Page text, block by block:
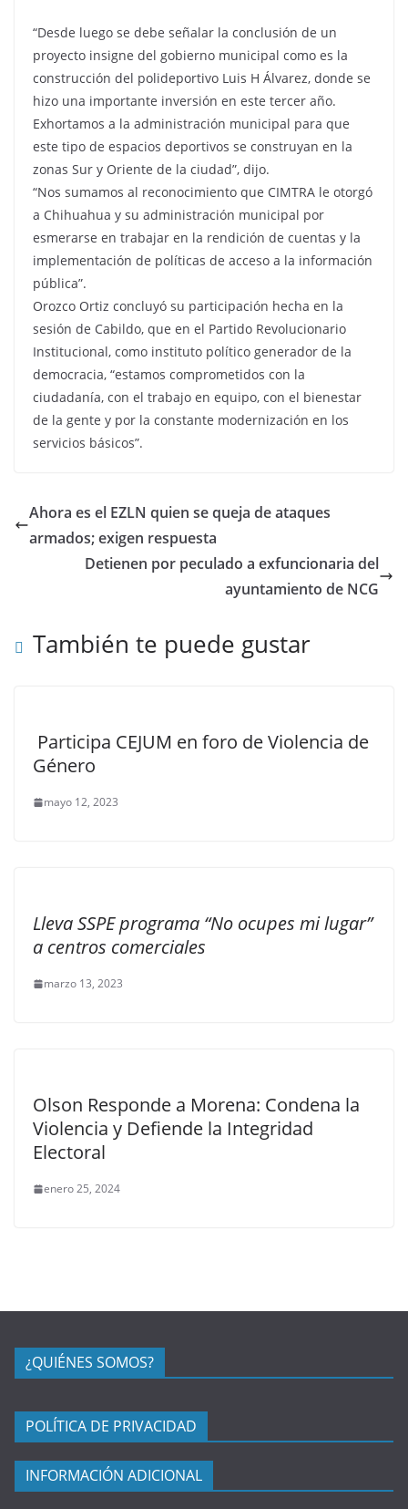
“Desde luego se debe señalar la conclusión de un
proyecto insigne del gobierno municipal como es la
construcción del polideportivo Luis H Álvarez, donde se
hizo una importante inversión en este tercer año.
Exhortamos a la administración municipal para que
este tipo de espacios deportivos se construyan en la
zonas Sur y Oriente de la ciudad”, dijo.
“Nos sumamos al reconocimiento que CIMTRA le otorgó
a Chihuahua y su administración municipal por
esmerarse en trabajar en la rendición de cuentas y la
implementación de políticas de acceso a la información
pública”.
Orozco Ortiz concluyó su participación hecha en la
sesión de Cabildo, que en el Partido Revolucionario
Institucional, como instituto político generador de la
democracia, “estamos comprometidos con la
ciudadanía, con el trabajo en equipo, con el bienestar
de la gente y por la constante modernización en los
servicios básicos”.
Ahora es el EZLN quien se queja de ataques
armados; exigen respuesta
Detienen por peculado a exfuncionaria del
ayuntamiento de NCG
También te puede gustar
Participa CEJUM en foro de Violencia de
Género
mayo 12, 2023
Lleva SSPE programa “No ocupes mi lugar”
a centros comerciales
marzo 13, 2023
Olson Responde a Morena: Condena la
Violencia y Defiende la Integridad
Electoral
enero 25, 2024
¿QUIÉNES SOMOS?
POLÍTICA DE PRIVACIDAD
INFORMACIÓN ADICIONAL